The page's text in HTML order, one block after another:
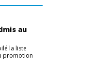
au
la liste
promotion